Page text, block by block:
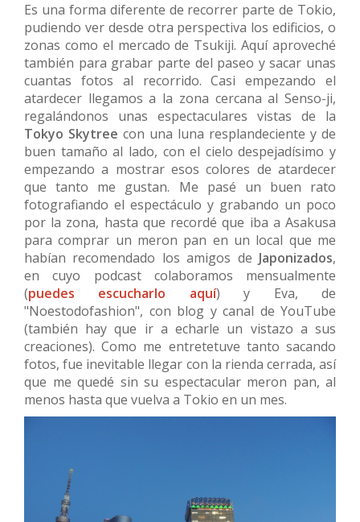
Es una forma diferente de recorrer parte de Tokio,
pudiendo ver desde otra perspectiva los edificios, o
zonas como el mercado de Tsukiji. Aquí aproveché
también para grabar parte del paseo y sacar unas
cuantas fotos al recorrido. Casi empezando el
atardecer llegamos a la zona cercana al Senso-ji,
regalándonos unas espectaculares vistas de la
Tokyo Skytree con una luna resplandeciente y de
buen tamaño al lado, con el cielo despejadísimo y
empezando a mostrar esos colores de atardecer
que tanto me gustan. Me pasé un buen rato
fotografiando el espectáculo y grabando un poco
por la zona, hasta que recordé que iba a Asakusa
para comprar un meron pan en un local que me
habían recomendado los amigos de Japonizados,
en cuyo podcast colaboramos mensualmente
(puedes escucharlo aquí) y Eva, de
"Noestodofashion", con blog y canal de YouTube
(también hay que ir a echarle un vistazo a sus
creaciones). Como me entretetuve tanto sacando
fotos, fue inevitable llegar con la rienda cerrada, así
que me quedé sin su espectacular meron pan, al
menos hasta que vuelva a Tokio en un mes.